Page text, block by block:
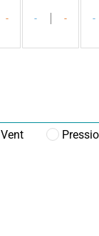
- - - -
Vent